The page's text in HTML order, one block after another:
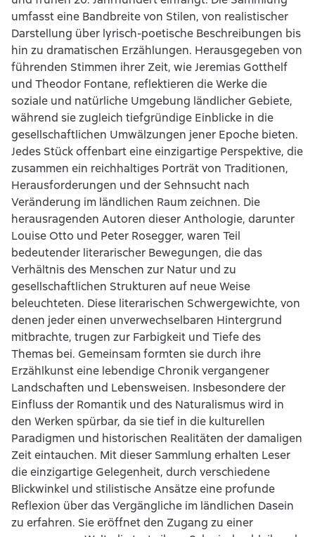
umfasst eine Bandbreite von Stilen, von realistischer
Darstellung über lyrisch-poetische Beschreibungen bis
hin zu dramatischen Erzählungen. Herausgegeben von
führenden Stimmen ihrer Zeit, wie Jeremias Gotthelf
und Theodor Fontane, reflektieren die Werke die
soziale und natürliche Umgebung ländlicher Gebiete,
während sie zugleich tiefgründige Einblicke in die
gesellschaftlichen Umwälzungen jener Epoche bieten.
Jedes Stück offenbart eine einzigartige Perspektive, die
zusammen ein reichhaltiges Porträt von Traditionen,
Herausforderungen und der Sehnsucht nach
Veränderung im ländlichen Raum zeichnen. Die
herausragenden Autoren dieser Anthologie, darunter
Louise Otto und Peter Rosegger, waren Teil
bedeutender literarischer Bewegungen, die das
Verhältnis des Menschen zur Natur und zu
gesellschaftlichen Strukturen auf neue Weise
beleuchteten. Diese literarischen Schwergewichte, von
denen jeder einen unverwechselbaren Hintergrund
mitbrachte, trugen zur Farbigkeit und Tiefe des
Themas bei. Gemeinsam formten sie durch ihre
Erzählkunst eine lebendige Chronik vergangener
Landschaften und Lebensweisen. Insbesondere der
Einfluss der Romantik und des Naturalismus wird in
den Werken spürbar, da sie tief in die kulturellen
Paradigmen und historischen Realitäten der damaligen
Zeit eintauchen. Mit dieser Sammlung erhalten Leser
die einzigartige Gelegenheit, durch verschiedene
Blickwinkel und stilistische Ansätze eine profunde
Reflexion über das Vergängliche im ländlichen Dasein
zu erfahren. Sie eröffnet den Zugang zu einer